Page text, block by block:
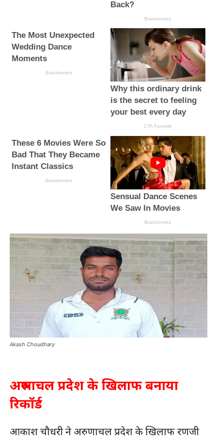
Akash Choudhary
अरुणाचल प्रदेश के खिलाफ बनाया
रिकॉर्ड
आकाश चौधरी ने अरुणाचल प्रदेश के खिलाफ रणजी